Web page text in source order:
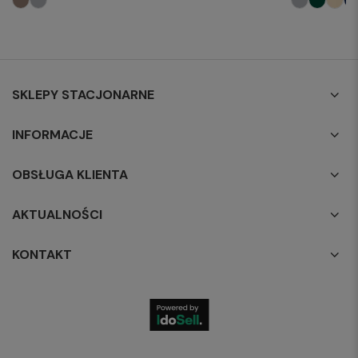
SKLEPY STACJONARNE
INFORMACJE
OBSŁUGA KLIENTA
AKTUALNOŚCI
KONTAKT